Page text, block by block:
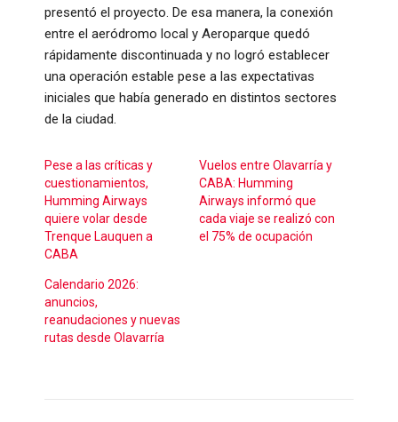
presentó el proyecto. De esa manera, la conexión
entre el aeródromo local y Aeroparque quedó
rápidamente discontinuada y no logró establecer
una operación estable pese a las expectativas
iniciales que había generado en distintos sectores
de la ciudad.
Pese a las críticas y
cuestionamientos,
Humming Airways
quiere volar desde
Trenque Lauquen a
CABA
Vuelos entre Olavarría y
CABA: Humming
Airways informó que
cada viaje se realizó con
el 75% de ocupación
Calendario 2026:
anuncios,
reanudaciones y nuevas
rutas desde Olavarría